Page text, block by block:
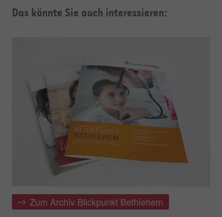
Das könnte Sie auch interessieren:
Zum Archiv Blickpunkt Bethlehem